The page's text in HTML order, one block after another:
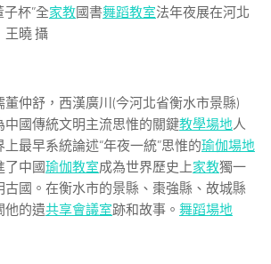
杯”全家教國書舞蹈教室法年夜展在河北
曉 攝
仲舒，西漢廣川(今河北省衡水市景縣)
中國傳統文明主流思惟的關鍵教學場地人
最早系統論述“年夜一統”思惟的瑜伽場地
了中國瑜伽教室成為世界歷史上家教獨一
國。在衡水市的景縣、棗強縣、故城縣
他的遺共享會議室跡和故事。 舞蹈場地